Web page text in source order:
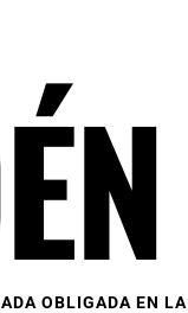
OBLIGADA EN